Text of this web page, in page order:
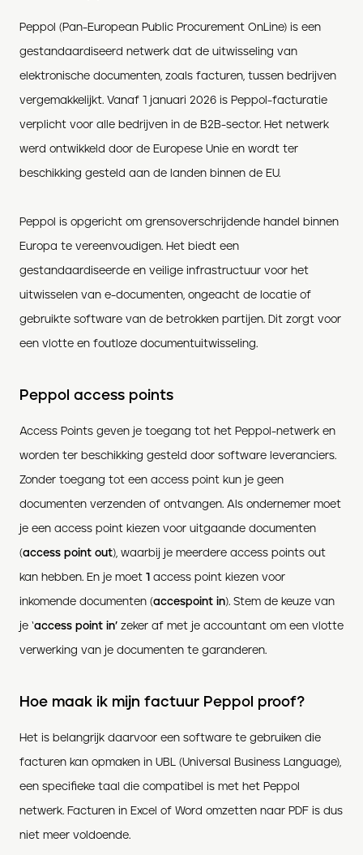
Peppol (Pan-European Public Procurement OnLine) is een
gestandaardiseerd netwerk dat de uitwisseling van
elektronische documenten, zoals facturen, tussen bedrijven
vergemakkelijkt. Vanaf 1 januari 2026 is Peppol-facturatie
verplicht voor alle bedrijven in de B2B-sector. Het netwerk
werd ontwikkeld door de Europese Unie en wordt ter
beschikking gesteld aan de landen binnen de EU.
Peppol is opgericht om grensoverschrijdende handel binnen
Europa te vereenvoudigen. Het biedt een
gestandaardiseerde en veilige infrastructuur voor het
uitwisselen van e-documenten, ongeacht de locatie of
gebruikte software van de betrokken partijen. Dit zorgt voor
een vlotte en foutloze documentuitwisseling.
Peppol access points
Access Points geven je toegang tot het Peppol-netwerk en
worden ter beschikking gesteld door software leveranciers.
Zonder toegang tot een access point kun je geen
documenten verzenden of ontvangen. Als ondernemer moet
je een access point kiezen voor uitgaande documenten
(access point out), waarbij je meerdere access points out
kan hebben. En je moet 1 access point kiezen voor
inkomende documenten (accespoint in). Stem de keuze van
je ‘access point in’ zeker af met je accountant om een vlotte
verwerking van je documenten te garanderen.
Hoe maak ik mijn factuur Peppol proof?
Het is belangrijk daarvoor een software te gebruiken die
facturen kan opmaken in UBL (Universal Business Language),
een specifieke taal die compatibel is met het Peppol
netwerk. Facturen in Excel of Word omzetten naar PDF is dus
niet meer voldoende.